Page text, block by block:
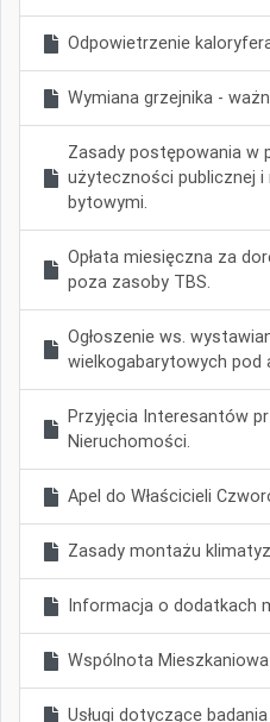
Odpowietrzenie
Wymiana grzejnika -
Zasady postępowania w
użyteczności publicznej i
bytowymi.
Opłata miesięczna za
poza zasoby TBS.
Ogłoszenie ws.
wielkogabarytowych pod
Przyjęcia Interesantów
Nieruchomości.
Apel do Właścicieli
Zasady montażu
Informacja o dodatkach
Wspólnota
Usługi dotyczące